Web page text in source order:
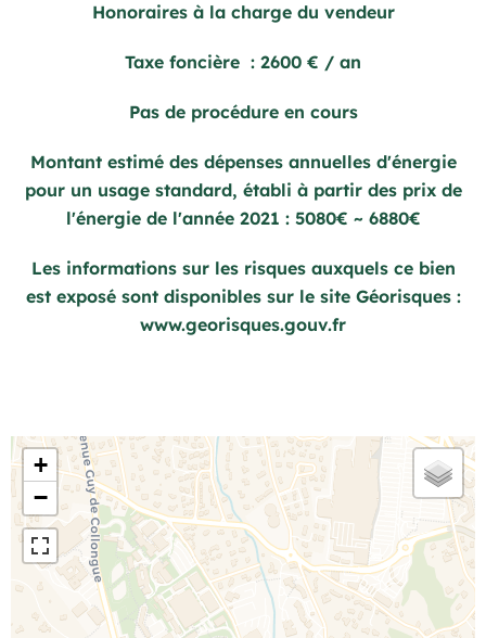
Honoraires à la charge du vendeur
Taxe foncière 2600 € / an
Pas de procédure en cours
Montant estimé des dépenses annuelles d'énergie
pour un usage standard, établi à partir des prix de
l'énergie de l'année 2021 : 5080€ ~ 6880€
Les informations sur les risques auxquels ce bien
est exposé sont disponibles sur le site Géorisques :
www.georisques.gouv.fr
+
−